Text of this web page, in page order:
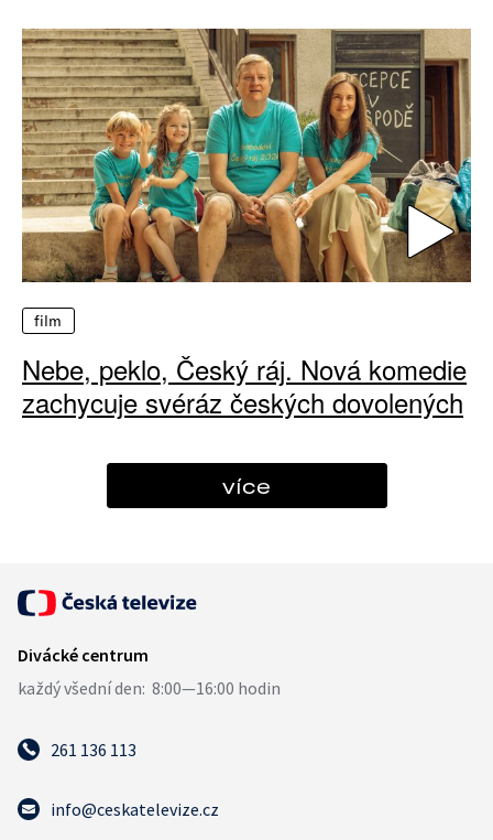
film
Nebe, peklo, Český ráj. Nová komedie
zachycuje svéráz českých dovolených
více
261 136 113
info@ceskatelevize.cz